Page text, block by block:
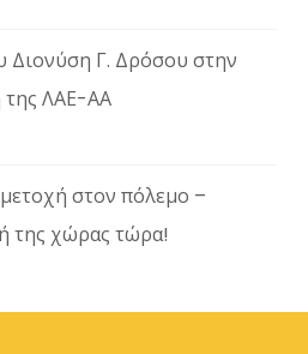
Διονύση Γ. Δρόσου στην
ΛΑΕ-ΑΑ
στον πόλεμο –
της χώρας τώρα!